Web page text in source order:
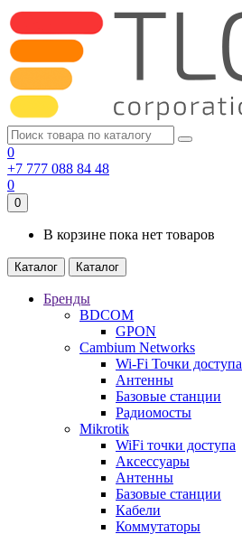
0
+7 777 088 84 48
0
0
В корзине пока нет товаров
Каталог Каталог
Бренды
BDCOM
GPON
Cambium Networks
Wi-Fi Точки доступа
Антенны
Базовые станции
Радиомосты
Mikrotik
WiFi точки доступа
Аксессуары
Антенны
Базовые станции
Кабели
Коммутаторы